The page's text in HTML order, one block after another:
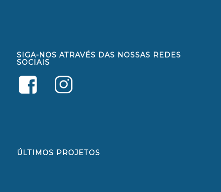
SIGA-NOS ATRAVÉS DAS NOSSAS REDES
SOCIAIS
ÚLTIMOS PROJETOS